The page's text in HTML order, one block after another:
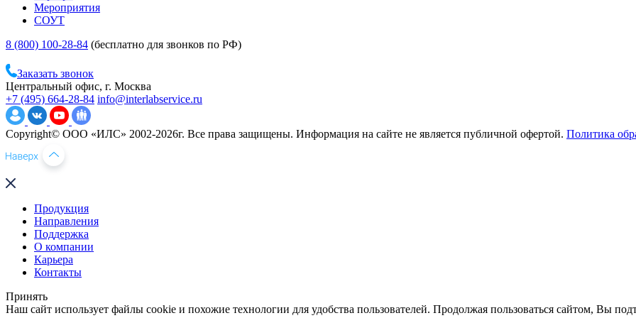
Мероприятия
СОУТ
8 (800) 100-28-84 (бесплатно для звонков по РФ)
Заказать звонок
Центральный офис, г. Москва
+7 (495) 664-28-84 info@interlabservice.ru
Copyright© ООО «ИЛС» 2002-2026г. Все права защищены. Информация на сайте не является публичной офертой. Политика
Продукция
Направления
Поддержка
О компании
Карьера
Контакты
Принять
Наш сайт использует файлы cookie и похожие технологии для удобства пользователей. Продолжая пользоваться сайтом, Вы